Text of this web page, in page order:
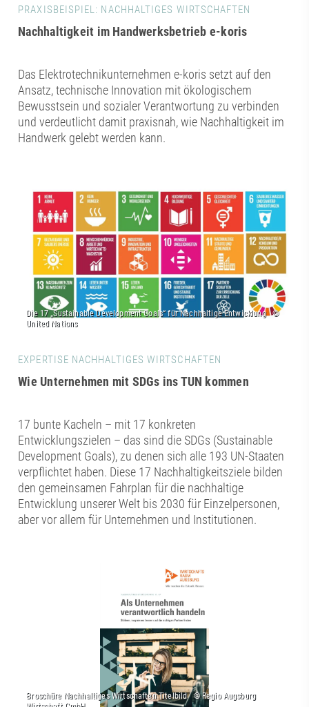
PRAXISBEISPIEL: NACHHALTIGES WIRTSCHAFTEN
Nachhaltigkeit im Handwerksbetrieb e-koris
Das Elektrotechnikunternehmen e-koris setzt auf den
Ansatz, technische Innovation mit ökologischem
Bewusstsein und sozialer Verantwortung zu verbinden
und verdeutlicht damit praxisnah, wie Nachhaltigkeit im
Handwerk gelebt werden kann.
EXPERTISE NACHHALTIGES WIRTSCHAFTEN
Wie Unternehmen mit SDGs ins TUN kommen
17 bunte Kacheln – mit 17 konkreten
Entwicklungszielen – das sind die SDGs (Sustainable
Development Goals), zu denen sich alle 193 UN-Staaten
verpflichtet haben. Diese 17 Nachhaltigkeitsziele bilden
den gemeinsamen Fahrplan für die nachhaltige
Entwicklung unserer Welt bis 2030 für Einzelpersonen,
aber vor allem für Unternehmen und Institutionen.